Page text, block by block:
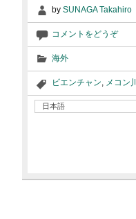
by SUNAGA Takahiro
コメントをどうぞ
海外
ビエンチャン, メコン川
日本語